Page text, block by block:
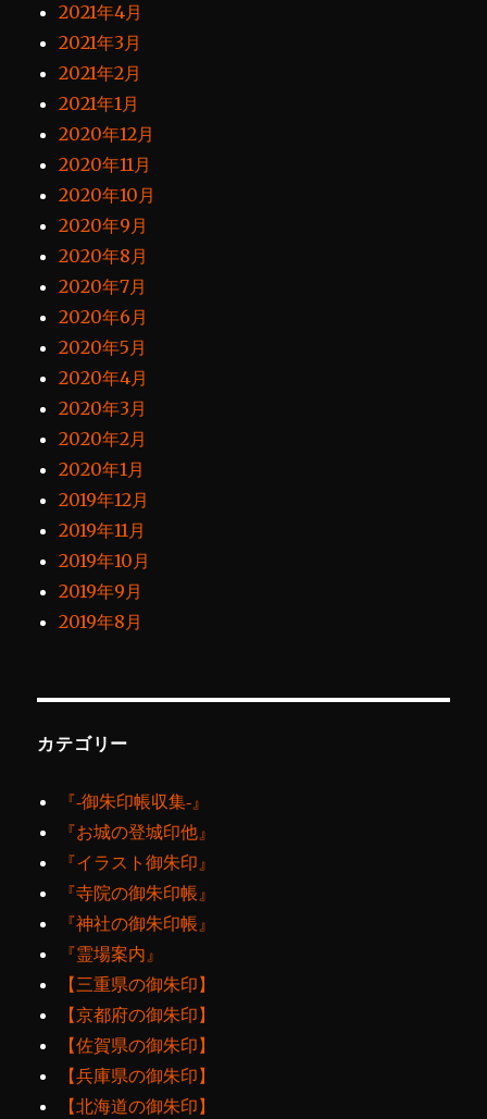
2021年4月
2021年3月
2021年2月
2021年1月
2020年12月
2020年11月
2020年10月
2020年9月
2020年8月
2020年7月
2020年6月
2020年5月
2020年4月
2020年3月
2020年2月
2020年1月
2019年12月
2019年11月
2019年10月
2019年9月
2019年8月
カテゴリー
『‐御朱印帳収集‐』
『お城の登城印他』
『イラスト御朱印』
『寺院の御朱印帳』
『神社の御朱印帳』
『霊場案内』
【三重県の御朱印】
【京都府の御朱印】
【佐賀県の御朱印】
【兵庫県の御朱印】
【北海道の御朱印】